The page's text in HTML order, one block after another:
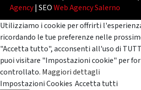
Agency| SEOWeb Agency Salerno
Utilizziamo i cookie per offrirti
ricordando le tue preferenze nelle
"Accetta tutto", acconsenti all'uso di
puoi visitare "Impostazioni cookie" per
controllato. Maggiori dettagli
Impostazioni Cookies Accetta tutti